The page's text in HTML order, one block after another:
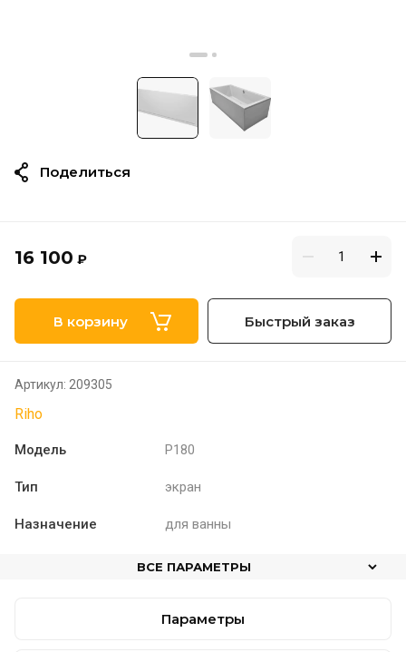
16 100 ₽
В корзину Быстрый заказ
Артикул: 209305
Riho
Модель P180
Тип экран
Назначение для ванны
ВСЕ ПАРАМЕТРЫ
Поделиться
Параметры